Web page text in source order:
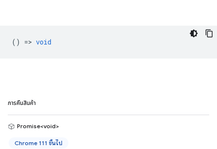
() => void
การคืนสินค้า
Promise<void>
Chrome 111 ขึ้นไป